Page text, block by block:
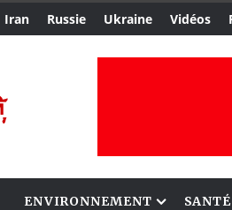
Iran Russie Ukraine Vidéos
ENVIRONNEMENT SANTÉ